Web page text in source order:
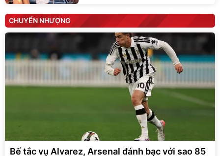
CHUYỂN NHƯỢNG
Bế tắc vụ Alvarez, Arsenal đánh bạc với sao 85